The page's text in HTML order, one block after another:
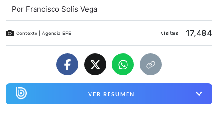
Por Francisco Solís Vega
Contexto | Agencia EFE visitas 17,484
VER RESUMEN